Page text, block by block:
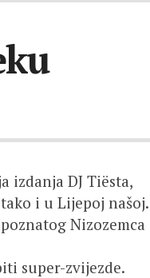
izdanja DJ Tiësta,
i u Lijepoj našoj.
Nizozemca
super-zvijezde.